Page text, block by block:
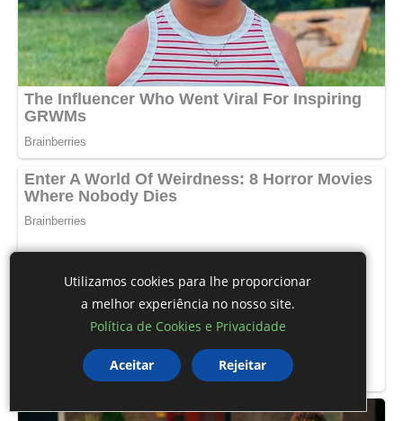
Utilizamos cookies para lhe proporcionar
a melhor experiência no nosso site.
Política de Cookies e Privacidade
Aceitar Rejeitar